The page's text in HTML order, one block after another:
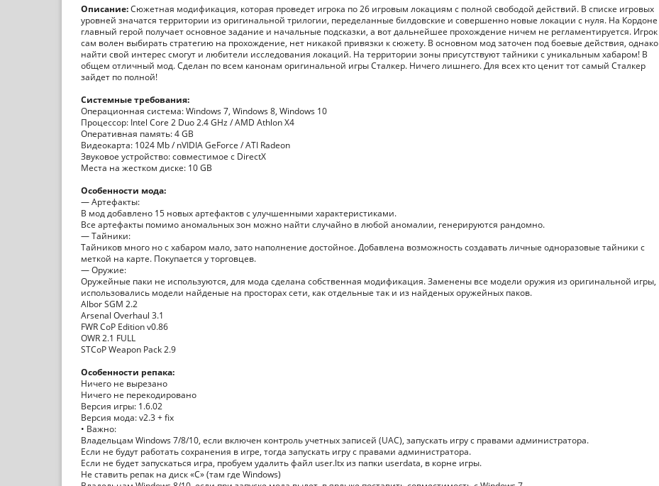
Описание:Сюжетная модификация, которая проведет игрока по 26 игровым локациям с полной свободой действий. В списке игровых
уровней значатся территории из оригинальной трилогии, переделанные билдовские и совершенно новые локации с нуля. На Кордоне
главный герой получает основное задание и начальные подсказки, а вот дальнейшее прохождение ничем не регламентируется. Игрок
сам волен выбирать стратегию на прохождение, нет никакой привязки к сюжету. В основном мод заточен под боевые действия, однако
найти свой интерес смогут и любители исследования локаций. На территории зоны присутствуют тайники с уникальным хабаром! В
общем отличный мод. Сделан по всем канонам оригинальной игры Сталкер. Ничего лишнего. Для всех кто ценит тот самый Сталкер
зайдет по полной!
Системные требования:
Операционная система: Windows 7, Windows 8, Windows 10
Процессор: Intel Core 2 Duo 2.4 GHz / AMD Athlon X4
Оперативная память: 4 GB
Видеокарта: 1024 Mb / nVIDIA GeForce / ATI Radeon
Звуковое устройство: совместимое с DirectX
Места на жестком диске: 10 GB
Особенности мода:
— Артефакты:
В мод добавлено 15 новых артефактов с улучшенными характеристиками.
Все артефакты помимо аномальных зон можно найти случайно в любой аномалии, генерируются рандомно.
— Тайники:
Тайников много но с хабаром мало, зато наполнение достойное. Добавлена возможность создавать личные одноразовые тайники с
меткой на карте. Покупается у торговцев.
— Оружие:
Оружейные паки не используются, для мода сделана собственная модификация. Заменены все модели оружия из оригинальной игры,
использовались модели найденые на просторах сети, как отдельные так и из найденых оружейных паков.
Albor SGM 2.2
Arsenal Overhaul 3.1
FWR CoP Edition v0.86
OWR 2.1 FULL
STCoP Weapon Pack 2.9
Особенности репака:
Ничего не вырезано
Ничего не перекодировано
Версия игры: 1.6.02
Версия мода: v2.3 + fix
• Важно:
Владельцам Windows 7/8/10, если включен контроль учетных записей (UAC), запускать игру с правами администратора.
Если не будут работать сохранения в игре, тогда запускать игру с правами администратора.
Если не будет запускаться игра, пробуем удалить файл user.ltx из папки userdata, в корне игры.
Не ставить репак на диск «С» (там где Windows)